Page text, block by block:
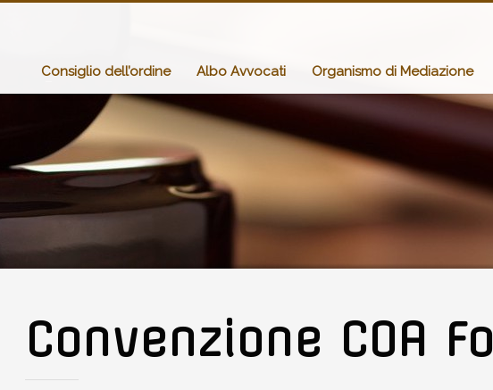
Consiglio dell’ordine Albo Avvocati Organismo di Mediazione
Convenzione COA